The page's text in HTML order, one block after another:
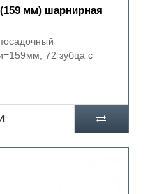
(159 мм) шарнирная
72 зубца с